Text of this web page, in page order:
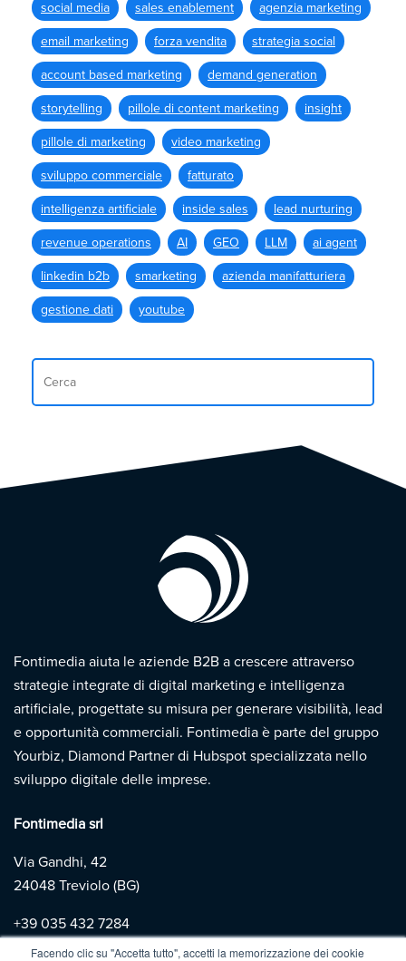
Facendo clic su "Accetta tutto", accetti la memorizzazione dei cookie
social media sales enablement agenzia marketing
email marketing forza vendita strategia social
account based marketing demand generation
storytelling pillole di content marketing insight
pillole di marketing video marketing
sviluppo commerciale fatturato
intelligenza artificiale inside sales lead nurturing
revenue operations AI GEO LLM ai agent
linkedin b2b smarketing azienda manifatturiera
gestione dati youtube
Fontimedia aiuta le aziende B2B a crescere attraverso
strategie integrate di digital marketing e intelligenza
artificiale, progettate su misura per generare visibilità, lead
e opportunità commerciali. Fontimedia è parte del gruppo
Yourbiz, Diamond Partner di Hubspot specializzata nello
sviluppo digitale delle imprese.
Fontimedia srl
Via Gandhi, 42
24048 Treviolo (BG)
+39 035 432 7284